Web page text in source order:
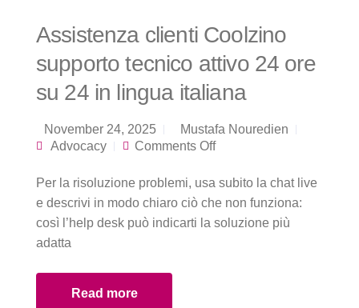
Assistenza clienti Coolzino
supporto tecnico attivo 24 ore
su 24 in lingua italiana
November 24, 2025
Mustafa Nouredien
Advocacy
Comments Offon Assistenza clienti
su 24 in lingua
italiana
Per la risoluzione problemi, usa subito la chat live
e descrivi in modo chiaro ciò che non funziona:
così l’help desk può indicarti la soluzione più
adatta
Read more